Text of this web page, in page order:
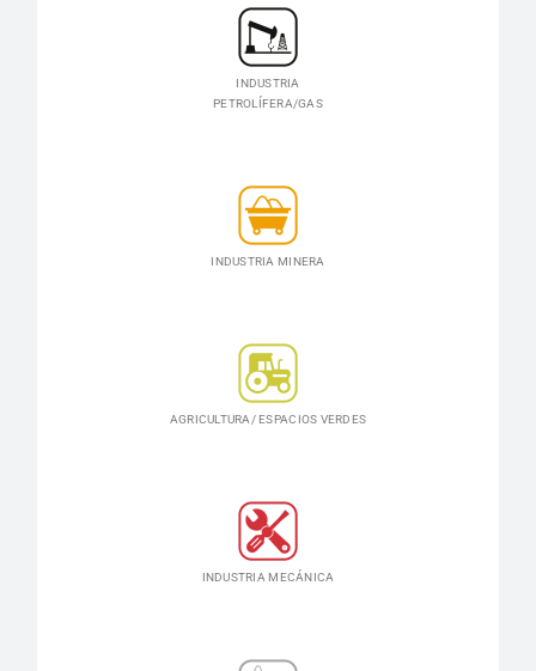
INDUSTRIA
PETROLÍFERA/GAS
INDUSTRIA MINERA
AGRICULTURA/ ESPACIOS VERDES
INDUSTRIA MECÁNICA